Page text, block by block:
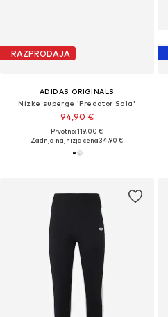
RAZPRODAJA
ADIDAS ORIGINALS
Nizke superge 'Predator Sala'
94,90 €
Prvotno: 119,00 €
Zadnja najnižja cena34,90 €